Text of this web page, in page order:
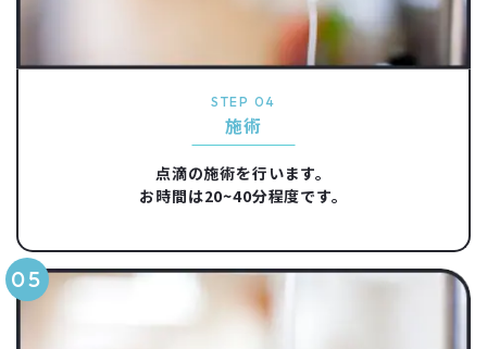
STEP 04
施術
点滴の施術を行います。
お時間は20~40分程度です。